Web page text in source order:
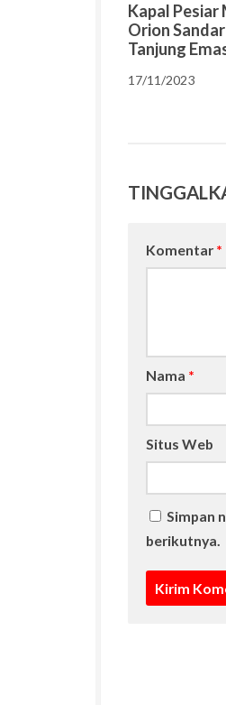
Kapal Pesiar
Orion
Tanjung
17/11/2023
Komentar *
Nama *
Situs Web
Simpan
berikutnya.